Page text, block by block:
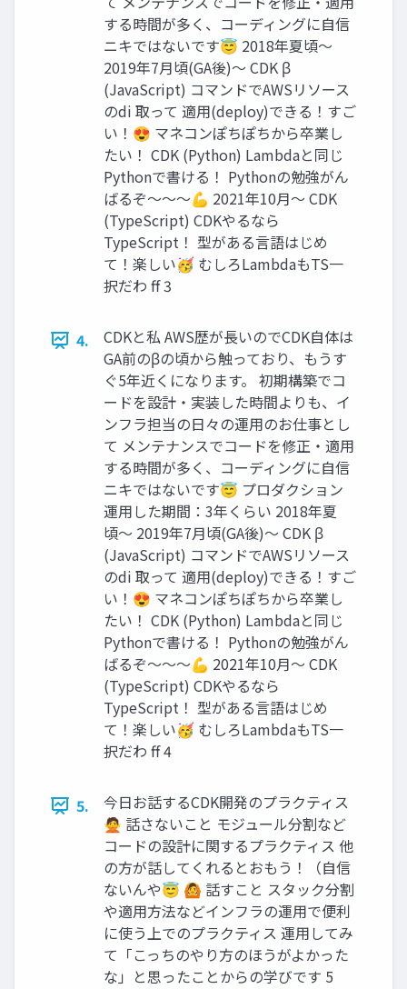
する時間が多く、コーディングに自信
ニキではないです😇 2018年夏頃〜
2019年7月頃(GA後)〜 CDK β
(JavaScript) コマンドでAWSリソース
のdi 取って 適用(deploy)できる！すご
い！😍 マネコンぽちぽちから卒業し
たい！ CDK (Python) Lambdaと同じ
Pythonで書ける！ Pythonの勉強がん
ばるぞ〜〜〜💪 2021年10月〜 CDK
(TypeScript) CDKやるなら
TypeScript！ 型がある言語はじめ
て！楽しい🥳 むしろLambdaもTS一
択だわ ff 3
4.
CDKと私 AWS歴が長いのでCDK自体は
GA前のβの頃から触っており、もうす
ぐ5年近くになります。 初期構築でコ
ードを設計・実装した時間よりも、イ
ンフラ担当の日々の運用のお仕事とし
て メンテナンスでコードを修正・適用
する時間が多く、コーディングに自信
ニキではないです😇 プロダクション
運用した期間：3年くらい 2018年夏
頃〜 2019年7月頃(GA後)〜 CDK β
(JavaScript) コマンドでAWSリソース
のdi 取って 適用(deploy)できる！すご
い！😍 マネコンぽちぽちから卒業し
たい！ CDK (Python) Lambdaと同じ
Pythonで書ける！ Pythonの勉強がん
ばるぞ〜〜〜💪 2021年10月〜 CDK
(TypeScript) CDKやるなら
TypeScript！ 型がある言語はじめ
て！楽しい🥳 むしろLambdaもTS一
択だわ ff 4
5.
今日お話するCDK開発のプラクティス
🙅 話さないこと モジュール分割など
コードの設計に関するプラクティス 他
の方が話してくれるとおもう！（自信
ないんや😇 🙆 話すこと スタック分割
や適用方法などインフラの運用で便利
に使う上でのプラクティス 運用してみ
て「こっちのやり方のほうがよかった
な」と思ったことからの学びです 5